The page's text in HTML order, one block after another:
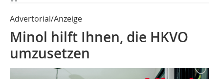
Advertorial/Anzeige
Minol hilft Ihnen, die HKVO
umzusetzen